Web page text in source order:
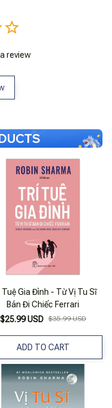
review
Tuệ Gia Đình - Từ Vị Tu Sĩ
Bán Đi Chiếc Ferrari
$25.99 USD $35.99 USD
ADD TO CART